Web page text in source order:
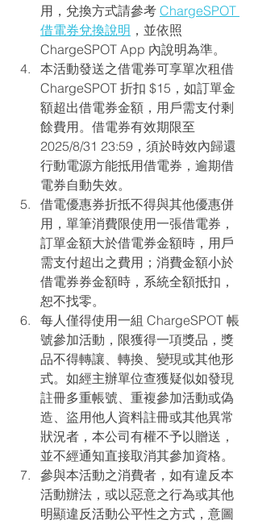
用，兌換方式請參考 ChargeSPOT
借電券兌換說明 ，並依照
ChargeSPOT App 內說明為準。
本活動發送之借電券可享單次租借
ChargeSPOT 折扣 $15，如訂單金
額超出借電券金額，用戶需支付剩
餘費用。借電券有效期限至
2025/8/31 23:59，須於時效內歸還
行動電源方能抵用借電券，逾期借
電券自動失效。
借電優惠券折抵不得與其他優惠併
用，單筆消費限使用一張借電券，
訂單金額大於借電券金額時，用戶
需支付超出之費用；消費金額小於
借電券券金額時，系統全額抵扣，
恕不找零。
每人僅得使用一組 ChargeSPOT 帳
號參加活動，限獲得一項獎品，獎
品不得轉讓、轉換、變現或其他形
式。如經主辦單位查獲疑似如發現
註冊多重帳號、重複參加活動或偽
造、盜用他人資料註冊或其他異常
狀況者，本公司有權不予以贈送，
並不經通知直接取消其參加資格。
參與本活動之消費者，如有違反本
活動辦法，或以惡意之行為或其他
明顯違反活動公平性之方式，意圖